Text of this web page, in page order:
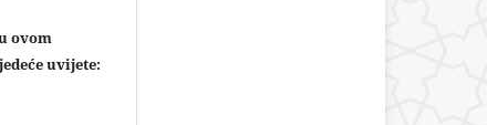
ovom
uvijete: